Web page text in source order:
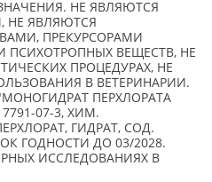
НЕ ЯВЛЯЮТСЯ
НЕ ЯВЛЯЮТСЯ
ПРЕКУРСОРАМИ
ПСИХОТРОПНЫХ ВЕЩЕСТВ, НЕ
ПРОЦЕДУРАХ, НЕ
В ВЕТЕРИНАРИИ.
ПЕРХЛОРАТА
7791-07-3, ХИМ.
ГИДРАТ, СОД.
ГОДНОСТИ ДО 03/2028.
ИССЛЕДОВАНИЯХ В